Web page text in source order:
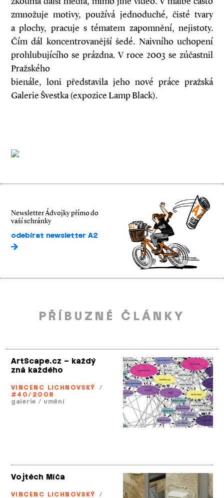
zmnožuje motivy, používá jednoduché, čisté tvary
a plochy, pracuje s tématem zapomnění, nejistoty.
Čím dál koncentrovanější šedé. Naivního uchopení
prohlubujícího se prázdna. V roce 2003 se zúčastnil
Pražského
bienále, loni představila jeho nové práce pražská
Galerie Švestka (expozice Lamp Black).
Newsletter Ádvojky přímo do
vaší schránky
odebírat newsletter A2
PŘÍBUZNÉ ČLÁNKY
ArtScape.cz – každý
zná každého
VINCENC LICHNOVSKÝ /
#40/2008
galerie / umění
Vojtěch Míča
VINCENC LICHNOVSKÝ /